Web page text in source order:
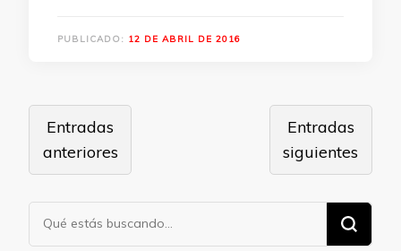
PUBLICADO: 12 DE ABRIL DE 2016
Navegación
de
entradas
Entradas
anteriores
Entradas
siguientes
¿Buscas
algo?